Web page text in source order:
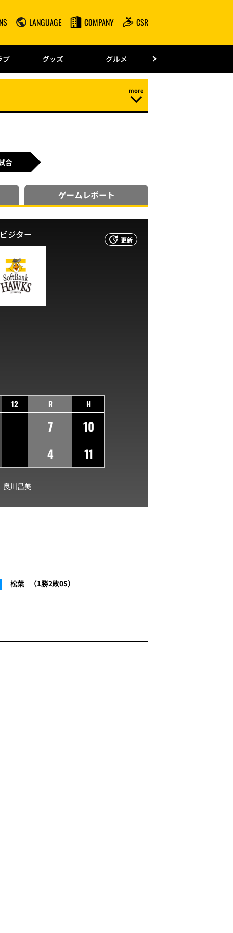
LANGUAGE COMPANY CSR
ブ グッズ グルメ
合
ゲームレポート
更新
ビジター
12 R H
7
10
4
11
良川昌美
松葉 （1勝2敗0S）